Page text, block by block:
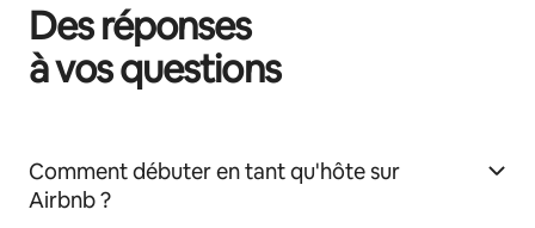
Des réponses
à vos questions
Comment débuter en tant qu'hôte sur
Airbnb ?